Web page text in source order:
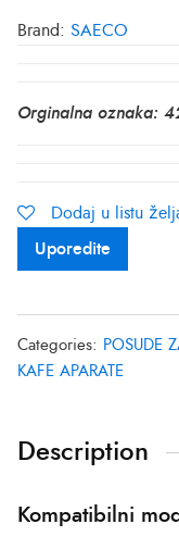
Brand: SAECO
Orginalna oznaka:
Dodaj u listu
Uporedite
Categories: POSUDE
KAFE APARATE
Description
Kompatibilni